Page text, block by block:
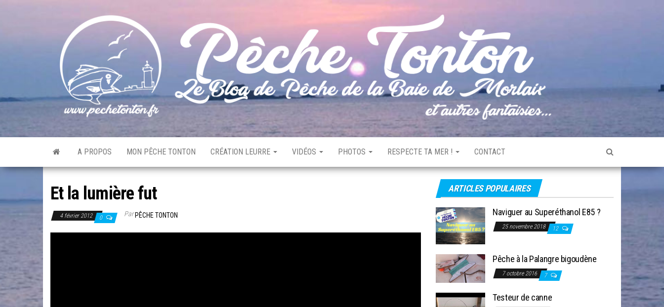
A PROPOS MON PÊCHE TONTON CRÉATION LEURRE VIDÉOS PHOTOS RESPECTE TA MER ! CONTACT
Et la lumière fut
4 février 2012 0 ParPÊCHE TONTON
ARTICLES POPULAIRES
Naviguer au Superéthanol E85 ?
25 novembre 2018 12
Pêche à la Palangre bigoudène
7 octobre 2016 7
Testeur de canne